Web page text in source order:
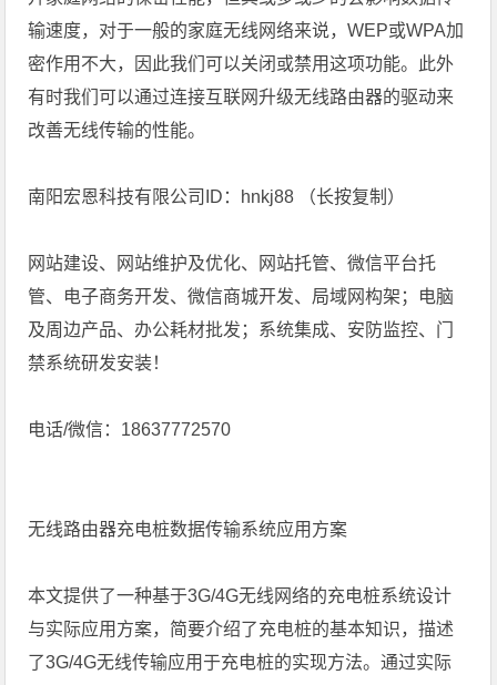
输速度，对于一般的家庭无线网络来说，WEP或WPA加
密作用不大，因此我们可以关闭或禁用这项功能。此外
有时我们可以通过连接互联网升级无线路由器的驱动来
改善无线传输的性能。
南阳宏恩科技有限公司ID：hnkj88 （长按复制）
网站建设、网站维护及优化、网站托管、微信平台托
管、电子商务开发、微信商城开发、局域网构架；电脑
及周边产品、办公耗材批发；系统集成、安防监控、门
禁系统研发安装！
电话/微信：18637772570
无线路由器充电桩数据传输系统应用方案
本文提供了一种基于3G/4G无线网络的充电桩系统设计
与实际应用方案，简要介绍了充电桩的基本知识，描述
了3G/4G无线传输应用于充电桩的实现方法。通过实际